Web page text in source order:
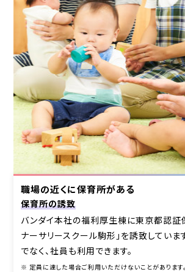
職場の近くに保育所がある
保育所の誘致
バンダイ本社の福利厚生棟に東京都認証
ナーサリースクール駒形」を誘致していま
でなく、社員も利用できます。
※ 定員に達した場合ご利用いただけないことがあります。